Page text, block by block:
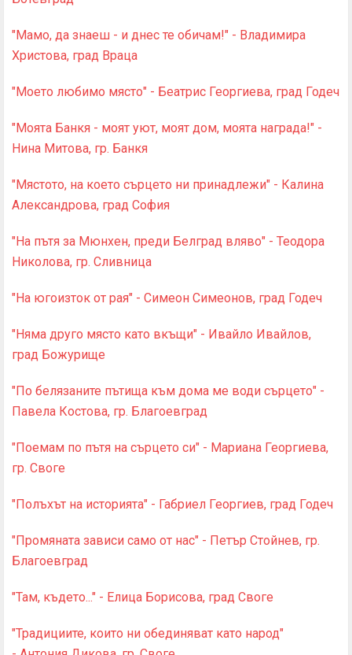
"Мамо, да знаеш - и днес те обичам!" - Владимира
Христова, град Враца
"Моето любимо място" - Беатрис Георгиева, град Годеч
"Моята Банкя - моят уют, моят дом, моята награда!" -
Нина Митова, гр. Банкя
"Мястото, на което сърцето ни принадлежи" - Калина
Александрова, град София
"На пътя за Мюнхен, преди Белград вляво" - Теодора
Николова, гр. Сливница
"На югоизток от рая" - Симеон Симеонов, град Годеч
"Няма друго място като вкъщи" - Ивайло Ивайлов,
град Божурище
"По белязаните пътища към дома ме води сърцето" -
Павела Костова, гр. Благоевград
"Поемам по пътя на сърцето си" - Мариана Георгиева,
гр. Своге
"Полъхът на историята" - Габриел Георгиев, град Годеч
"Промяната зависи само от нас" - Петър Стойнев, гр.
Благоевград
"Там, където..." - Елица Борисова, град Своге
"Традициите, които ни обединяват като народ"